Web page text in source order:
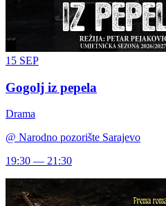
15 SEP
Gogolj iz pepela
Drama
@ Narodno pozorište Sarajevo
19:30 — 21:30